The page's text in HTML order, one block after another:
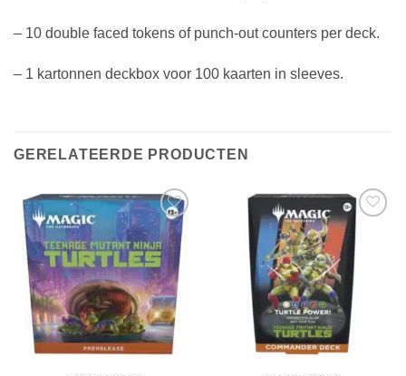
– 10 double faced tokens of punch-out counters per deck.
– 1 kartonnen deckbox voor 100 kaarten in sleeves.
GERELATEERDE PRODUCTEN